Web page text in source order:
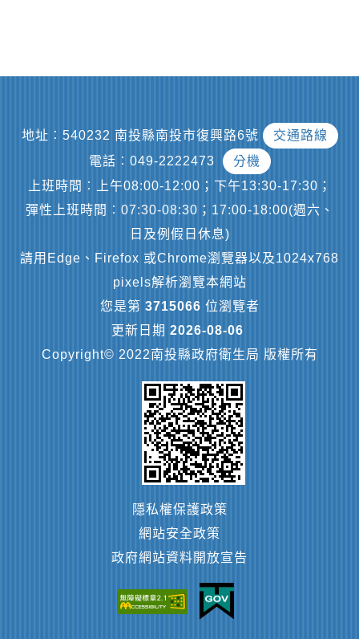
地址︰540232 南投縣南投市復興路6號
交通路線
電話︰049-2222473
分機
上班時間︰上午08:00-12:00；下午13:30-17:30；
彈性上班時間︰07:30-08:30；17:00-18:00(週六、
日及例假日休息)
請用Edge、Firefox 或Chrome瀏覽器以及1024x768
pixels解析瀏覽本網站
您是第 3715066 位瀏覽者
更新日期 2026-08-06
Copyright© 2022南投縣政府衛生局 版權所有
隱私權保護政策
網站安全政策
政府網站資料開放宣告